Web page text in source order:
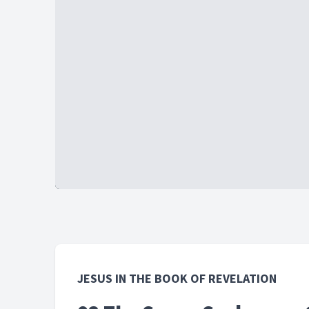
JESUS IN THE BOOK OF REVELATION